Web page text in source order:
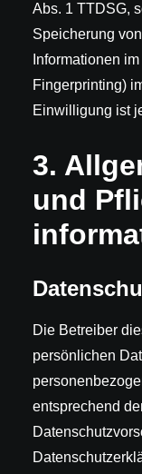
Abs. 1 TTDSG,
Speicherung
Informationen
Fingerprinting)
Einwilligung ist
3.
und
Die Betreiber
persönlichen
entsprechend